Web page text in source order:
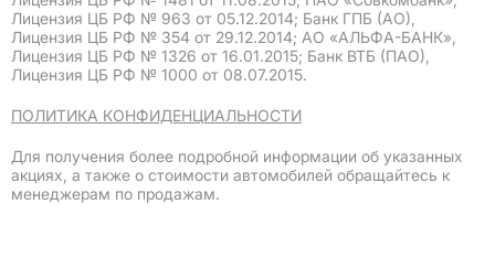
Лицензия ЦБ РФ № 963 от 05.12.2014; Банк ГПБ (АО),
Лицензия ЦБ РФ № 354 от 29.12.2014; АО «АЛЬФА-БАНК»,
Лицензия ЦБ РФ № 1326 от 16.01.2015; Банк ВТБ (ПАО),
Лицензия ЦБ РФ № 1000 от 08.07.2015.
ПОЛИТИКА КОНФИДЕНЦИАЛЬНОСТИ
Для получения более подробной информации об указанных
акциях, а также о стоимости автомобилей обращайтесь к
менеджерам по продажам.